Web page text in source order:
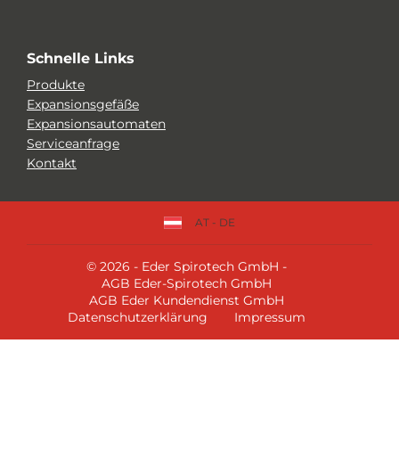
Schnelle Links
Produkte
Expansionsgefäße
Expansionsautomaten
Serviceanfrage
Kontakt
© 2026 - Eder Spirotech GmbH -
AGB Eder-Spirotech GmbH
AGB Eder Kundendienst GmbH
Datenschutzerklärung
Impressum
AT - DE